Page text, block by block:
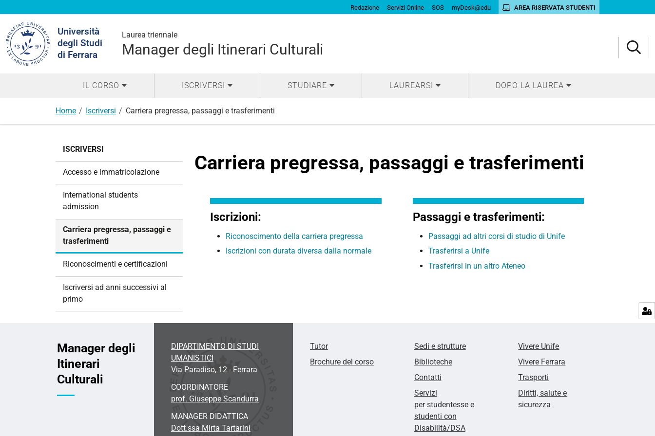
Redazione Servizi Online SOS myDesk@edu AREA RISERVATA STUDENTI
Università
degli Studi
di Ferrara
Laurea triennale
Manager degli Itinerari Culturali
nel
sito
IL CORSO ISCRIVERSI STUDIARE LAUREARSI DOPO LA LAUREA
Home Iscriversi Carriera pregressa, passaggi e trasferimenti
Carriera pregressa, passaggi e trasferimenti
Iscrizioni:
Riconoscimento della carriera pregressa
Iscrizioni con durata diversa dalla normale
Passaggi e trasferimenti:
Passaggi ad altri corsi di studio di Unife
Trasferirsi a Unife
Trasferirsi in un altro Ateneo
ISCRIVERSI
Accesso e immatricolazione
International students
admission
Carriera pregressa, passaggi e
trasferimenti
Riconoscimenti e certificazioni
Iscriversi ad anni successivi al
primo
Manager degli
Itinerari
Culturali
DIPARTIMENTO DI STUDI
UMANISTICI
Via Paradiso, 12 - Ferrara
COORDINATORE
prof. Giuseppe Scandurra
MANAGER DIDATTICA
Dott.ssa Mirta Tartarini
Tutor
Brochure del corso
Sedi e strutture
Biblioteche
Contatti
Servizi
per studentesse e
studenti con
Disabilità/DSA
Vivere Unife
Vivere Ferrara
Trasporti
Diritti, salute e
sicurezza